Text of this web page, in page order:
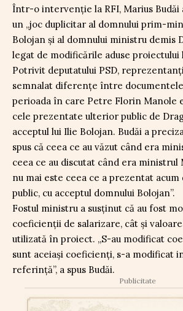
Într-o intervenție la RFI, Marius Budăi
un „joc duplicitar al domnului prim-
Bolojan și al domnului ministru demis
legat de modificările aduse proiectului
Potrivit deputatului PSD,
semnalat diferențe între
perioada în care Petre Florin Manole
cele prezentate ulterior public de
acceptul lui Ilie Bolojan. Budăi a
spus că ceea ce au văzut când era
ceea ce au discutat când era
nu mai este ceea ce a prezentat acum
public, cu acceptul domnului Bolojan”.
Fostul ministru a susținut că au fost
coeficienții de salarizare, cât și
utilizată în proiect. „S-au modificat
sunt aceiași coeficienți, s-a modificat
referință”, a spus Budăi.
Publicitate